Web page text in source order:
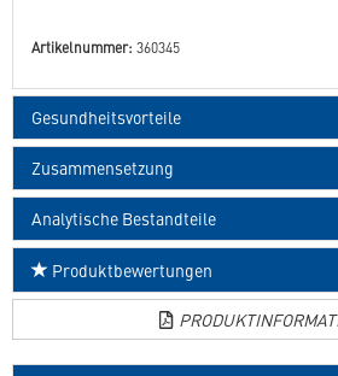
Artikelnummer: 360345
Gesundheitsvorteile
Zusammensetzung
Analytische Bestandteile
Produktbewertungen